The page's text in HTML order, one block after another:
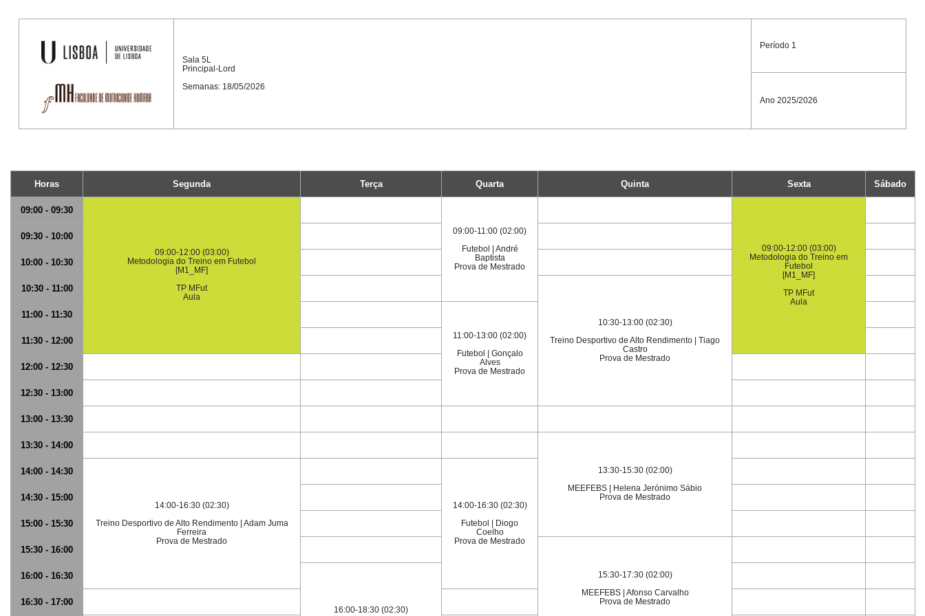
Sala 5L
Principal-Lord
Semanas: 18/05/2026
Período 1
Ano 2025/2026
Horas Segunda Terça Quarta Quinta Sexta Sábado
09:00 - 09:30
09:00-12:00 (03:00)
Metodologia do Treino em Futebol
[M1_MF]
TP MFut
Aula
09:00-11:00 (02:00)
Futebol | André
Baptista
Prova de Mestrado
09:00-12:00 (03:00)
Metodologia do Treino em
Futebol
[M1_MF]
TP MFut
Aula
09:30 - 10:00
10:00 - 10:30
10:30 - 11:00
10:30-13:00 (02:30)
Treino Desportivo de Alto Rendimento | Tiago
Castro
Prova de Mestrado
11:00 - 11:30
11:00-13:00 (02:00)
Futebol | Gonçalo
Alves
Prova de Mestrado
11:30 - 12:00
12:00 - 12:30
12:30 - 13:00
13:00 - 13:30
13:30 - 14:00
13:30-15:30 (02:00)
MEEFEBS | Helena Jerónimo Sábio
Prova de Mestrado
14:00 - 14:30
14:00-16:30 (02:30)
Treino Desportivo de Alto Rendimento | Adam Juma
Ferreira
Prova de Mestrado
14:00-16:30 (02:30)
Futebol | Diogo
Coelho
Prova de Mestrado
14:30 - 15:00
15:00 - 15:30
15:30 - 16:00
15:30-17:30 (02:00)
MEEFEBS | Afonso Carvalho
Prova de Mestrado
16:00 - 16:30
16:00-18:30 (02:30)
16:30 - 17:00